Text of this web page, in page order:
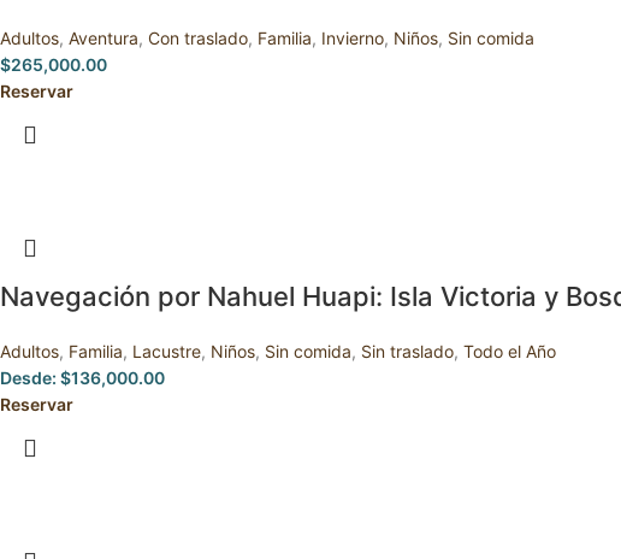
Adultos, Aventura, Con traslado, Familia, Invierno, Niños, Sin comida
$265,000.00
Reservar
Navegación por Nahuel Huapi: Isla Victoria y
Adultos, Familia, Lacustre, Niños, Sin comida, Sin traslado, Todo el Año
Desde: $136,000.00
Reservar